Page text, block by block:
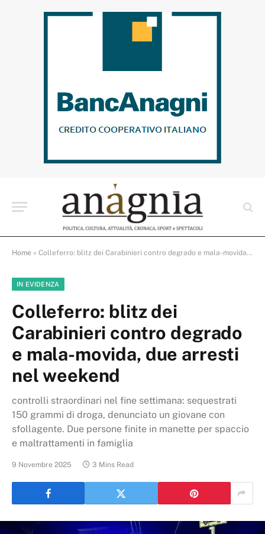
Home » Colleferro: blitz dei Carabinieri contro degrado e mala-movida, due arresti nel weekend
IN EVIDENZA
Colleferro: blitz dei
Carabinieri contro degrado
e mala-movida, due arresti
nel weekend
controlli straordinari nel fine settimana: sequestrati
150 grammi di droga, denunciato un giovane con
sfollagente. Due persone finite in manette per spaccio
e maltrattamenti in famiglia
9 Novembre 2025 3 Mins Read